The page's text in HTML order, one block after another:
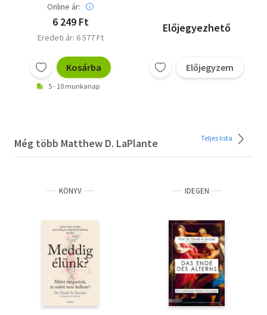
Online ár:
6 249 Ft
Eredeti ár: 6 577 Ft
Kosárba
5 - 10 munkanap
Előjegyezhető
Előjegyzem
Még több Matthew D. LaPlante Teljes lista
KÖNYV IDEGEN